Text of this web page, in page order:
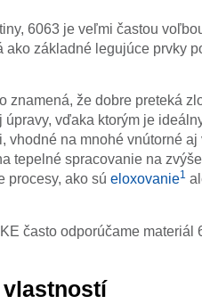
6063 je veľmi častou
ako základné legujúce prvky
znamená, že dobre preteká
úpravy, vďaka ktorým je
vhodné na mnohé vnútorné
tepelné spracovanie na
procesy, ako sú eloxovanie1
často odporúčame